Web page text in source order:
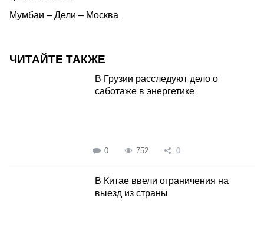
Мумбаи – Дели – Москва
ЧИТАЙТЕ ТАКЖЕ
В Грузии расследуют дело о
саботаже в энергетике
0 752 0
В Китае ввели ограничения на
выезд из страны